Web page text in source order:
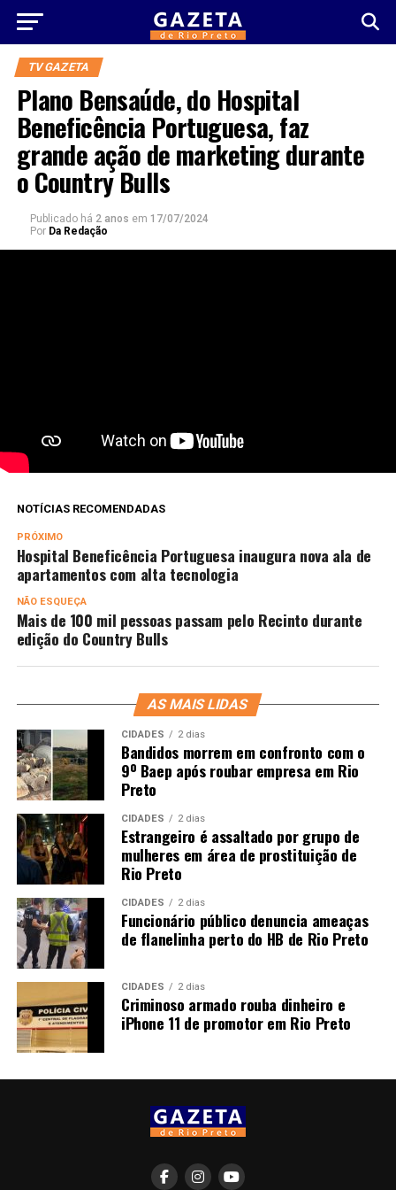
TV GAZETA
Plano Bensaúde, do Hospital
Beneficência Portuguesa, faz
grande ação de marketing durante
o Country Bulls
Publicado há 2 anos em 17/07/2024
Por Da Redação
NOTÍCIAS RECOMENDADAS
PRÓXIMO
Hospital Beneficência Portuguesa inaugura nova ala de
apartamentos com alta tecnologia
NÃO ESQUEÇA
Mais de 100 mil pessoas passam pelo Recinto durante
edição do Country Bulls
AS MAIS LIDAS
CIDADES 2 dias
Bandidos morrem em confronto com o
9º Baep após roubar empresa em Rio
Preto
CIDADES 2 dias
Estrangeiro é assaltado por grupo de
mulheres em área de prostituição de
Rio Preto
CIDADES 2 dias
Funcionário público denuncia ameaças
de flanelinha perto do HB de Rio Preto
CIDADES 2 dias
Criminoso armado rouba dinheiro e
iPhone 11 de promotor em Rio Preto